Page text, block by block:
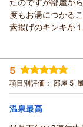
回は冬の季節に
ております。時季
しながらお料理
ます。今後とも
しをお待ちしてお
度もお湯につかる
素揚げのキンキが
が、私たちには料
な筋子が付いたの
した（笑）全体的
また行きたいと思
宿泊時期： 2026年01
投稿者： tonkitiさん
宿泊プラン： 【12/30
朝・夕
夕/個室利用
宿泊価格帯：
5
項目別評価： 部屋 5
温泉最高